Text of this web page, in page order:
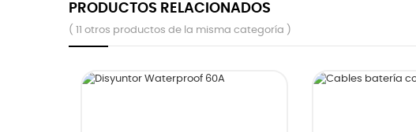
PRODUCTOS RELACIONADOS
( 11 otros productos de la misma categoría )